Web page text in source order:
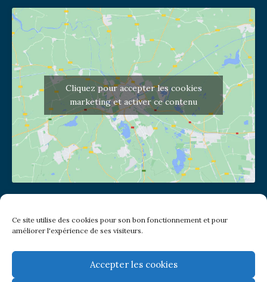
Ce site utilise des cookies pour son bon fonctionnement et pour
améliorer l'expérience de ses visiteurs.
Accepter les cookies
Cliquez pour accepter les cookies
marketing et activer ce contenu
(pas de courrier à cette adresse)
2 place Jules Joffrin - 75018
Metro: Jules Joffrin ou Simplon
Bus : Mairie du XVIII